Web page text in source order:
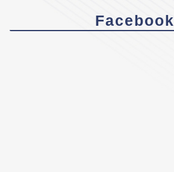
Facebook